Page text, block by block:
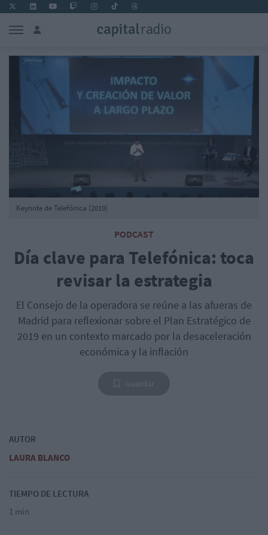
PODCAST
Día clave para Telefónica: toca
revisar la estrategia
El Consejo de la operadora se reúne a las afueras de
Madrid para reflexionar sobre el Plan Estratégico de
2019 en un contexto marcado por la desaceleración
económica y la inflación
Keynote de Telefónica (2019)
AUTOR
LAURA BLANCO
TIEMPO DE LECTURA
1 min